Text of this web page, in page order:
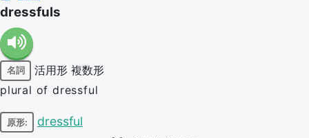
dressfuls
名詞 活用形 複数形
plural of dressful
原形: dressful